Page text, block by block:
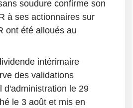
soudure confirme son
à ses actionnaires sur
ont été alloués au
intérimaire
des validations
d'administration le 29
le 3 août et mis en